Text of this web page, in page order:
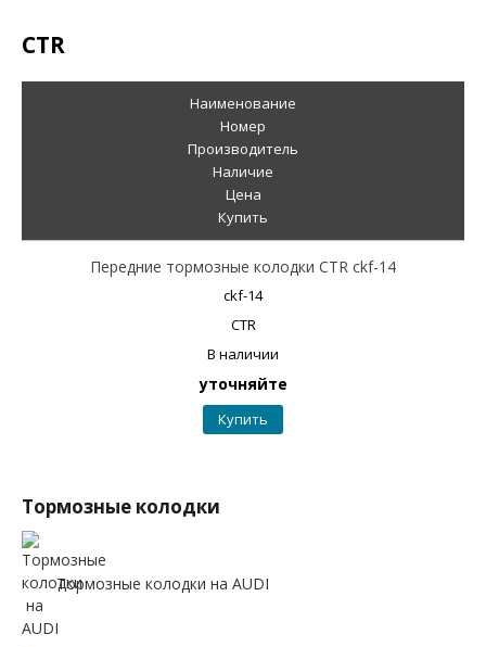
CTR
Наименование
Номер
Производитель
Наличие
Цена
Купить
Передние тормозные колодки CTR ckf-14
ckf-14
CTR
В наличии
уточняйте
Купить
Тормозные колодки
Тормозные колодки на AUDI